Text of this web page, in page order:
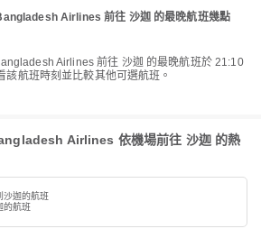
Airlines 前往 沙迦 的最晚航班幾點
航班時刻並比較其他可選航班。
Airlines 依機場前往 沙迦 的熱
沙迦的航班
的航班